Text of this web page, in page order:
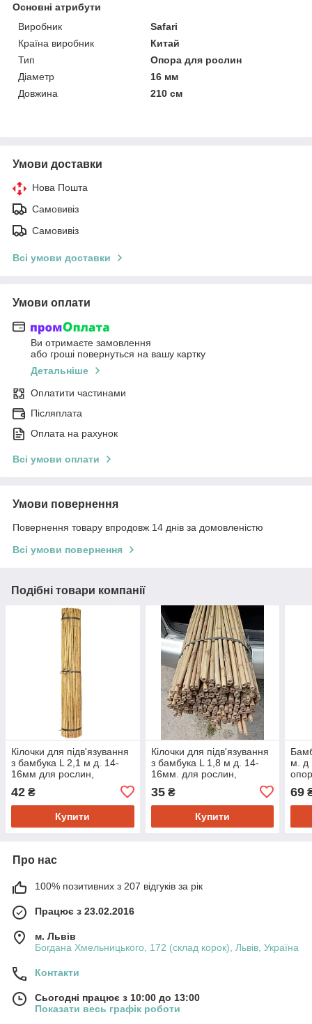
Основні атрибути
Виробник
Safari
Країна виробник
Китай
Тип
Опора для рослин
Діаметр
16 мм
Довжина
210 см
Умови доставки
Нова Пошта
Самовивіз
Самовивіз
Всі умови доставки
Умови оплати
Ви отримаєте замовлення
або гроші повернуться на вашу картку
Детальніше
Оплатити частинами
Післяплата
Оплата на рахунок
Всі умови оплати
Умови повернення
Повернення товару впродовж 14 днів за домовленістю
Всі умови повернення
Подібні товари компанії
Кілочки для підв'язування
з бамбука L 2,1 м д. 14-
16мм для рослин,
42 ₴
Купити
Кілочки для підв'язування
з бамбука L 1,8 м д. 14-
16мм. для рослин,
високорослих помідорів
35₴
Купити
м. д
69
Про нас
100% позитивних з 207 відгуків за рік
Працює з 23.02.2016
м. Львів
Богдана Хмельницького, 172 (склад корок), Львів, Україна
Контакти
Сьогодні працює з 10:00 до 13:00
Показати весь графік роботи